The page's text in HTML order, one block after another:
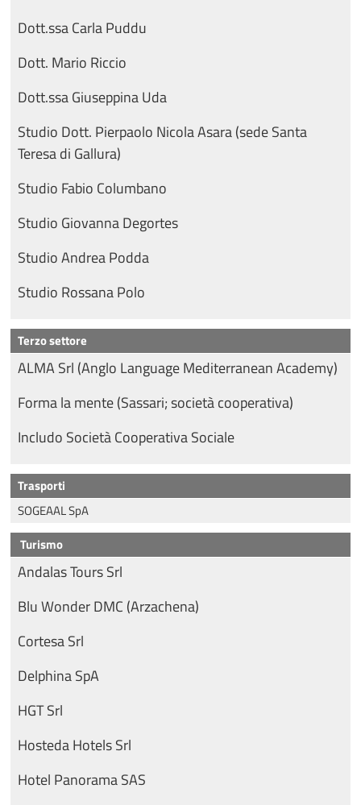
Dott.ssa Carla Puddu
Dott. Mario Riccio
Dott.ssa Giuseppina Uda
Studio Dott. Pierpaolo Nicola Asara (sede Santa
Teresa di Gallura)
Studio Fabio Columbano
Studio Giovanna Degortes
Studio Andrea Podda
Studio Rossana Polo
Terzo settore
ALMA Srl (Anglo Language Mediterranean Academy)
Forma la mente (Sassari; società cooperativa)
Includo Società Cooperativa Sociale
Trasporti
SOGEAAL SpA
Turismo
Andalas Tours Srl
Blu Wonder DMC (Arzachena)
Cortesa Srl
Delphina SpA
HGT Srl
Hosteda Hotels Srl
Hotel Panorama SAS